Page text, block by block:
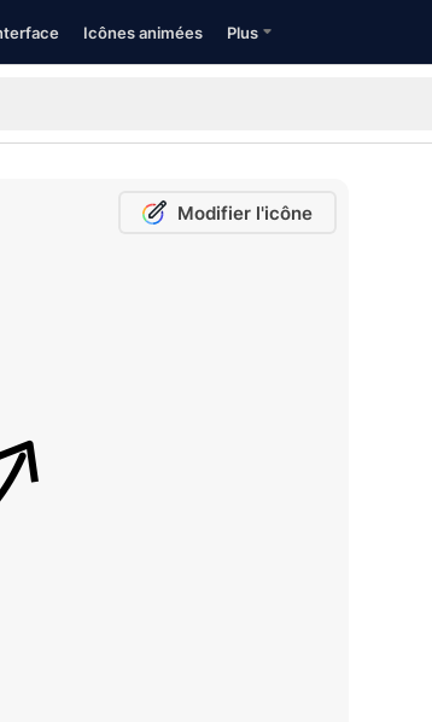
Icônes animées Plus
Modifier l'icône